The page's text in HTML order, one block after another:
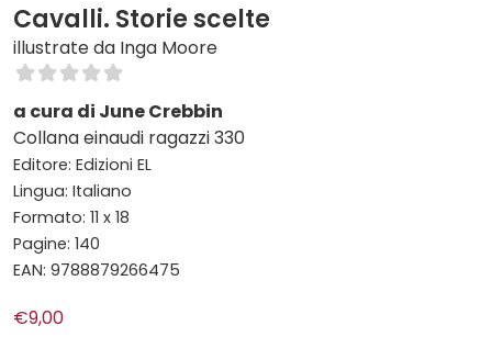
Cavalli. Storie scelte
illustrate da Inga Moore
a cura di June Crebbin
Collana einaudi ragazzi 330
Editore: Edizioni EL
Lingua: Italiano
Formato: 11 x 18
Pagine: 140
EAN: 9788879266475
€9,00